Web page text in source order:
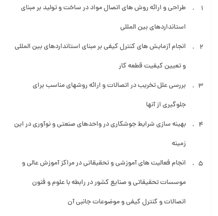
طراحی و ارائه روش های اتصال مواد در ساخت و تولید بر مبنای
استانداردهای بین المللی
انجام آزمایش های کنترل کیفی بر مبنای استانداردهای بین المللی
و تعیین کیفیت قطعه کار
بررسی علل تخریب در اتصالات و ارائه روشهای مناسب برای
جلوگیری از آنها
بهینه سازی شرایط جوشکاری در واحدهای صنعتی و نوآوری در این
زمینه
انجام فعالیت های آموزشی و تحقیقاتی در مراکز آموزش عالی و
موسسات تحقیقاتی و صنایع کشور در رابطه با علوم و فنون
اتصالات و کنترل کیفی و موضوعات جانبی آن